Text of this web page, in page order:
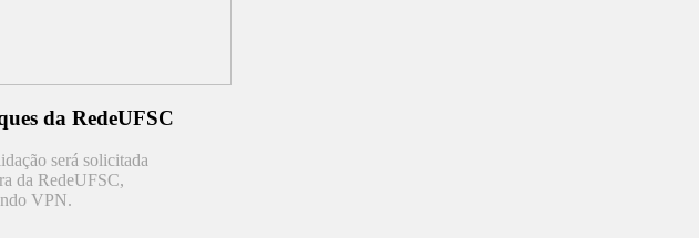
da RedeUFSC
será solicitada
da RedeUFSC,
VPN.